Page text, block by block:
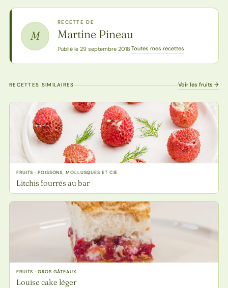
M
RECETTE DE
Martine Pineau
Publié le 29 septembre 2018·Toutes mes recettes
RECETTES SIMILAIRES Voir les fruits →
FRUITS · POISSONS, MOLLUSQUES ET CIE
Litchis fourrés au bar
FRUITS · GROS GÂTEAUX
Louise cake léger